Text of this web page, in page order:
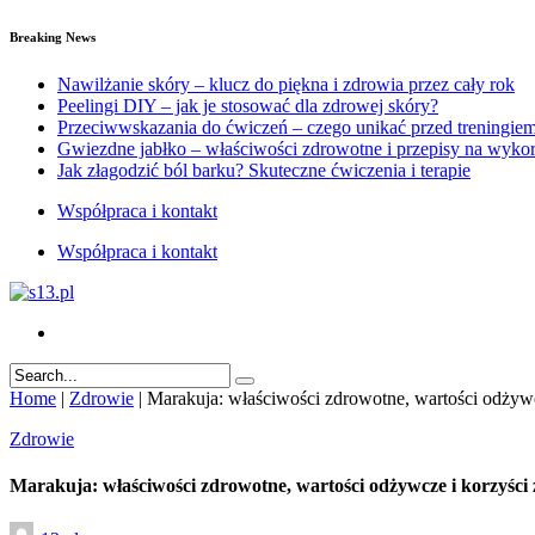
Breaking News
Nawilżanie skóry – klucz do piękna i zdrowia przez cały rok
Peelingi DIY – jak je stosować dla zdrowej skóry?
Przeciwwskazania do ćwiczeń – czego unikać przed
Gwiezdne jabłko – właściwości zdrowotne i przepisy na
Jak złagodzić ból barku? Skuteczne ćwiczenia i terapie
Współpraca i kontakt
Współpraca i kontakt
Home | Zdrowie | Marakuja: właściwości zdrowotne, wartości
Zdrowie
Marakuja: właściwości zdrowotne, wartości odżywcze i korzyści